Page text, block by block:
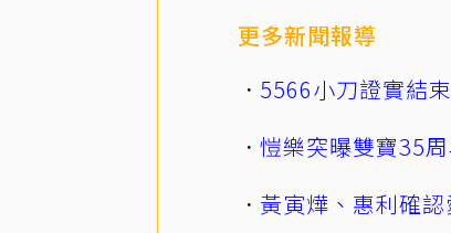
更多新聞報導
5566小刀證實結
愷樂突曝雙寶35
黃寅燁、惠利確